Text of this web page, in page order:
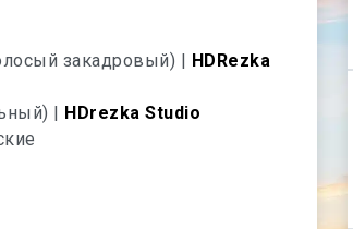
закадровый) | HDRezka
| HDrezka Studio